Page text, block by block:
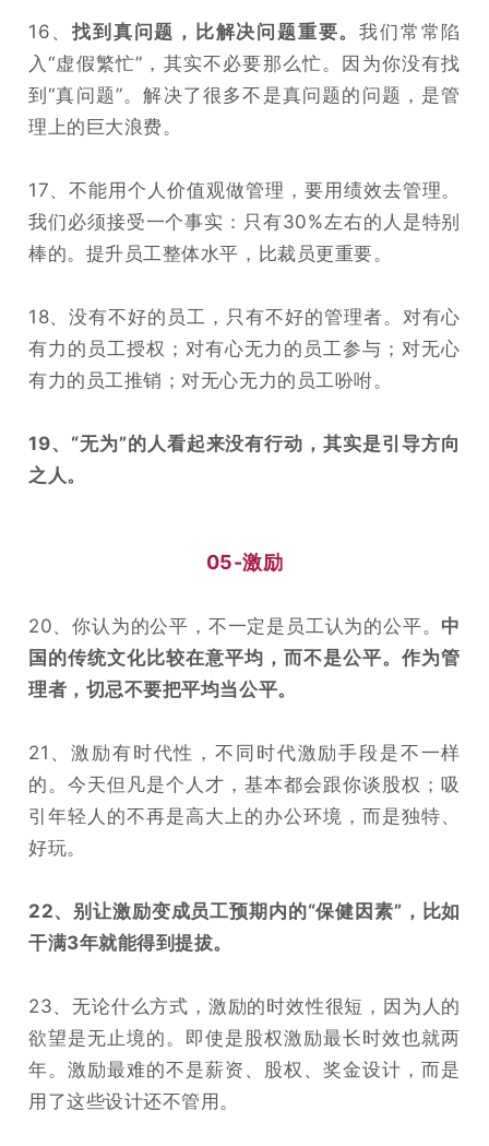
16、找到真问题，比解决问题重要。我们常常陷
入“虚假繁忙”，其实不必要那么忙。因为你没有找
到“真问题”。解决了很多不是真问题的问题，是管
理上的巨大浪费。
17、不能用个人价值观做管理，要用绩效去管理。
我们必须接受一个事实：只有30%左右的人是特别
棒的。提升员工整体水平，比裁员更重要。
18、没有不好的员工，只有不好的管理者。对有心
有力的员工授权；对有心无力的员工参与；对无心
有力的员工推销；对无心无力的员工吩咐。
19、“无为”的人看起来没有行动，其实是引导方向
之人。
05-激励
20、你认为的公平，不一定是员工认为的公平。 中
国的传统文化比较在意平均，而不是公平。作为管
理者，切忌不要把平均当公平。
21、激励有时代性，不同时代激励手段是不一样
的。今天但凡是个人才，基本都会跟你谈股权；吸
引年轻人的不再是高大上的办公环境，而是独特、
好玩。
22、别让激励变成员工预期内的“保健因素”，比如
干满3年就能得到提拔。
23、无论什么方式，激励的时效性很短，因为人的
欲望是无止境的。即使是股权激励最长时效也就两
年。激励最难的不是薪资、股权、奖金设计，而是
用了这些设计还不管用。